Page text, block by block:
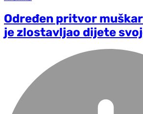
Određen pritvor
je zlostavljao dijete